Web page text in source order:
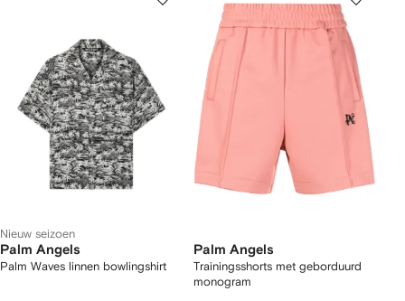
Nieuw seizoen
Palm Angels
Palm Waves linnen bowlingshirt
Palm Angels
Trainingsshorts met geborduurd
monogram